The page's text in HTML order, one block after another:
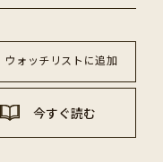
ウォッチリストに追加
今すぐ読む